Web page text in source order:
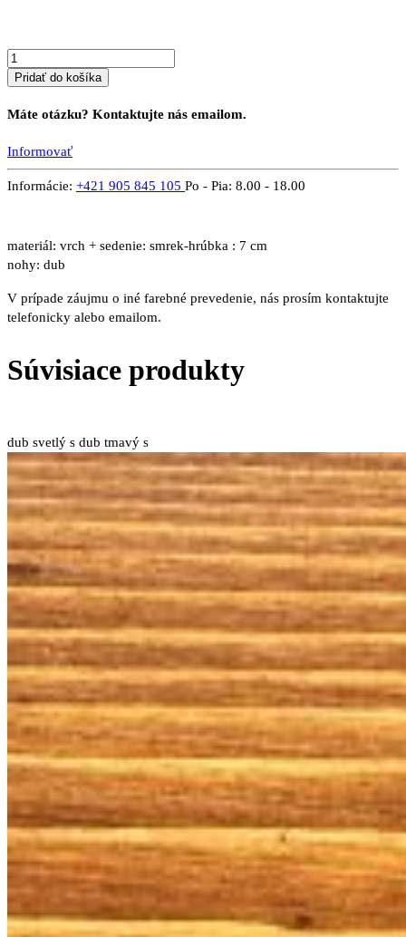
Pridať do košíka
Máte otázku? Kontaktujte nás emailom.
Informovať
Informácie: +421 905 845 105 Po - Pia: 8.00 - 18.00
materiál: vrch + sedenie: smrek-hrúbka : 7 cm
nohy: dub
V prípade záujmu o iné farebné prevedenie, nás prosím kontaktujte
telefonicky alebo emailom.
Súvisiace produkty
dub svetlý s dub tmavý s